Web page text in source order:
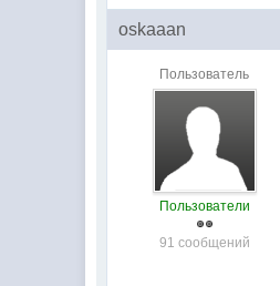
oskaaan
Пользователь
Пользователи
91 сообщений